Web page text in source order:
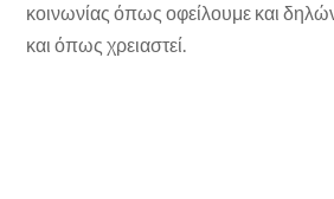
κοινωνίας όπως οφείλουμε και
και όπως χρειαστεί.